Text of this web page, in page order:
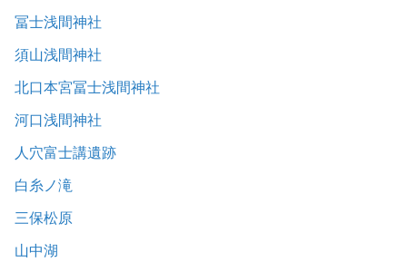
冨士浅間神社
須山浅間神社
北口本宮冨士浅間神社
河口浅間神社
人穴富士講遺跡
白糸ノ滝
三保松原
山中湖